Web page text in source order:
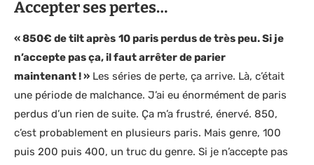
Accepter ses pertes…
« 850€ de tilt après 10 paris perdus de très peu. Si je
n’accepte pas ça, il faut arrêter de parier
maintenant ! » Les séries de perte, ça arrive. Là, c’était
une période de malchance. J’ai eu énormément de paris
perdus d’un rien de suite. Ça m’a frustré, énervé. 850,
c’est probablement en plusieurs paris. Mais genre, 100
puis 200 puis 400, un truc du genre. Si je n’accepte pas